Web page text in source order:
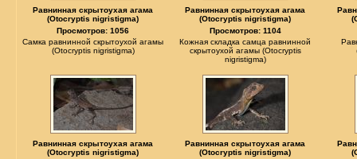
Равнинная скрытоухая агама
(Otocryptis nigristigma)
Просмотров: 1056
Самка равнинной скрытоухой агамы
(Otocryptis nigristigma)
Равнинная скрытоухая агама
(Otocryptis nigristigma)
Просмотров: 1104
Кожная складка самца равнинной
скрытоухой агамы (Otocryptis
nigristigma)
Равнинная скрытоухая агама
(Otocryptis nigristigma)
Равнинная скрытоухая агама
(Otocryptis nigristigma)